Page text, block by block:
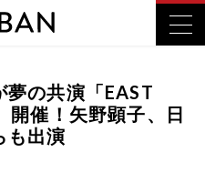
の共演「EAST
開催！矢野顕子、日
も出演